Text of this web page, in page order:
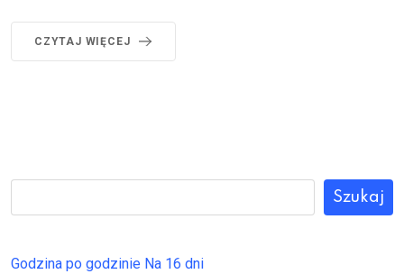
CZYTAJ WIĘCEJ
Szukaj
Godzina po godzinie Na 16 dni